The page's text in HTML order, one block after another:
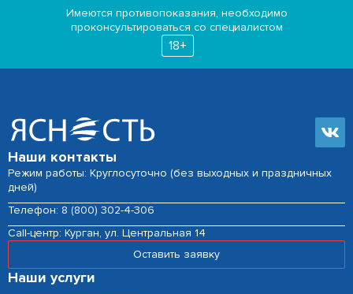
Имеются противопоказания, необходимо
проконсультироваться со специалистом
18+
Наши контакты
Режим работы: Круглосуточно (без выходных и праздничных
дней)
Телефон: 8 (800) 302-4-306
Сall-центр: Курган, ул. Центральная 14
Оставить заявку
Наши услуги